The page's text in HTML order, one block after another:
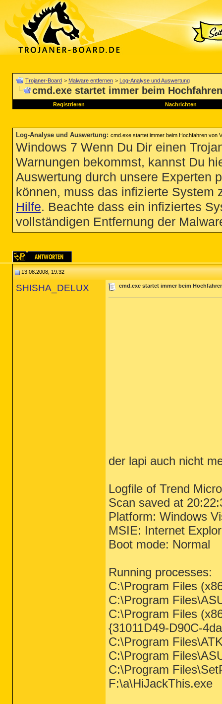
Trojaner-Board > Malware entfernen > Log-Analyse und Auswertung
cmd.exe startet immer beim
Registrieren Nachrichten
Log-Analyse und Auswertung: cmd.exe startet immer beim Hochfahren von
Windows 7 Wenn Du Dir einen
Warnungen bekommst, kannst Du
Auswertung durch unsere Experten
können, muss das infizierte System
Hilfe. Beachte dass ein infiziertes
vollständigen Entfernung der
13.08.2008, 19:32
SHISHA_DELUX cmd.exe startet immer beim
der lapi auch nicht
Logfile of Trend
Scan saved at
Platform: Windows
MSIE: Internet
Boot mode: Normal
Running processes:
C:\Program Files
C:\Program
C:\Program Files
{31011D49-D90C-
C:\Program
C:\Program
C:\Program
F:\a\HiJackThis.exe